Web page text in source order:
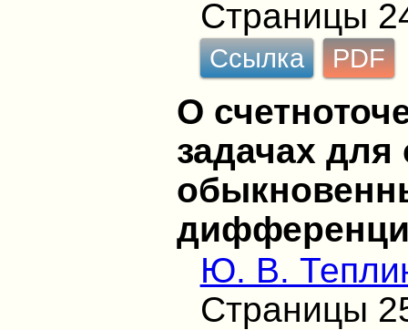
Страницы
Ссылка PDF
О
задачах для
Ю. В.
Страницы